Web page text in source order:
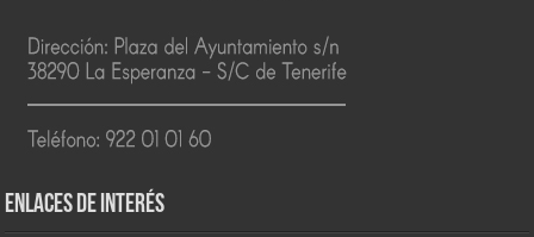
ENLACES DE INTERÉS